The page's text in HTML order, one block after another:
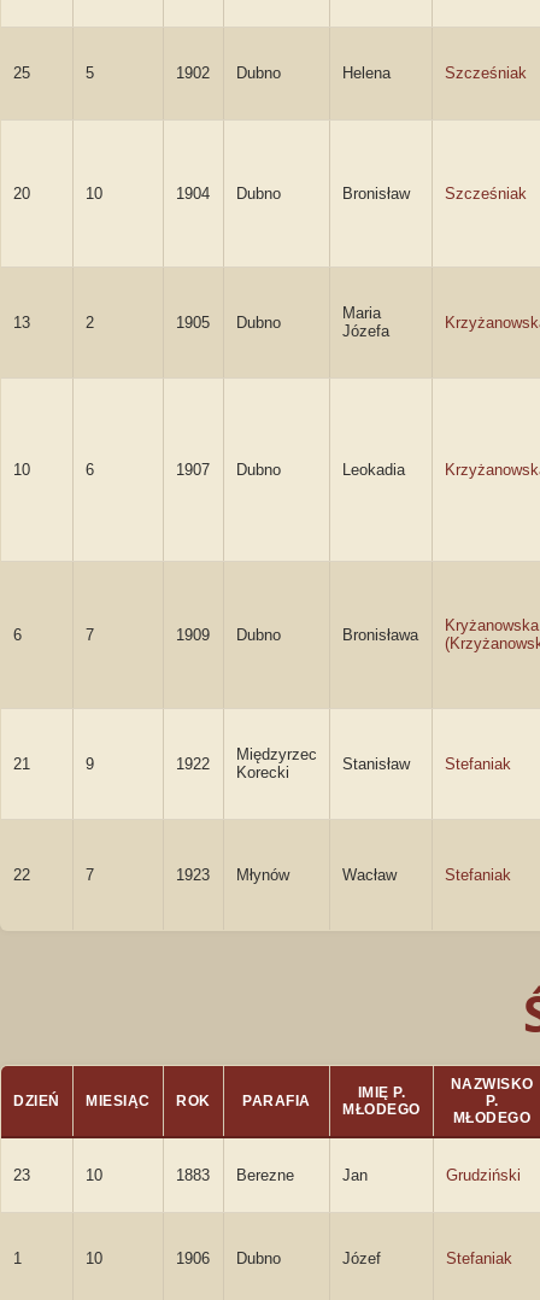
25 5 1902 Dubno Helena Szcześniak
20 10 1904 Dubno Bronisław Szcześniak
13 2 1905 Dubno
Maria
Józefa
10 6 1907 Dubno Leokadia
6 7 1909 Dubno Bronisława
Kryżanowska
21 9 1922
Międzyrzec
Korecki
Stanisław Stefaniak
22 7 1923 Młynów Wacław Stefaniak
DZIEŃ MIESIĄC ROK PARAFIA
IMIĘ P.
MŁODEGO
NAZWISKO
P.
MŁODEGO
23 10 1883 Berezne Jan Grudziński
1 10 1906 Dubno Józef Stefaniak